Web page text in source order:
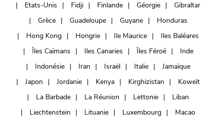
Etats-Unis
Fidji Finlande Géorgie
Gibraltar
Grèce
Guadeloupe Guyane
Honduras
Hong Kong
Hongrie Ile Maurice
Iles Baléares
Îles Caïmans
Iles Canaries Îles Féroé
Inde
Indonésie
Iran Israël Italie
Jamaïque
Japon
Jordanie Kenya Kirghizistan
Koweït
La Barbade
La Réunion Lettonie
Liban
Liechtenstein
Lituanie Luxembourg
Macao